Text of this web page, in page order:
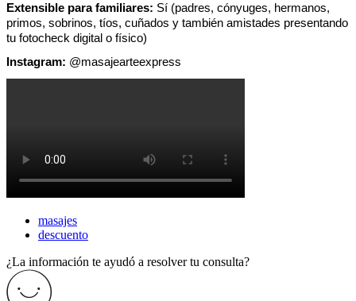
Extensible para familiares: Sí (padres, cónyuges, hermanos,
primos, sobrinos, tíos, cuñados y también amistades presentando
tu fotocheck digital o físico)
Instagram: @masajearteexpress
masajes
descuento
¿La información te ayudó a resolver tu consulta?